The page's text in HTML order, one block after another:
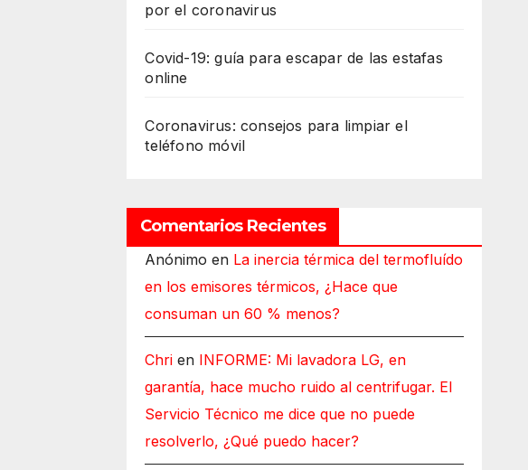
por el coronavirus
Covid-19: guía para escapar de las estafas
online
Coronavirus: consejos para limpiar el
teléfono móvil
Comentarios Recientes
Anónimo en La inercia térmica del termofluído
en los emisores térmicos, ¿Hace que
consuman un 60 % menos?
Chri en INFORME: Mi lavadora LG, en
garantía, hace mucho ruido al centrifugar. El
Servicio Técnico me dice que no puede
resolverlo, ¿Qué puedo hacer?